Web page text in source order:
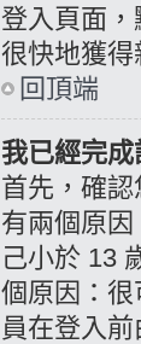
登入頁面，
很快地獲得
回頂端
我已經完
首先，確
有兩個原
己小於 13
個原因：
員在登入